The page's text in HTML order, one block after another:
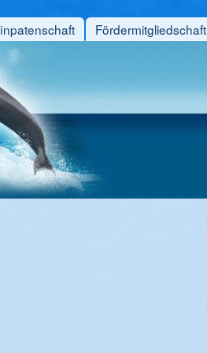
Fördermitgliedschaft